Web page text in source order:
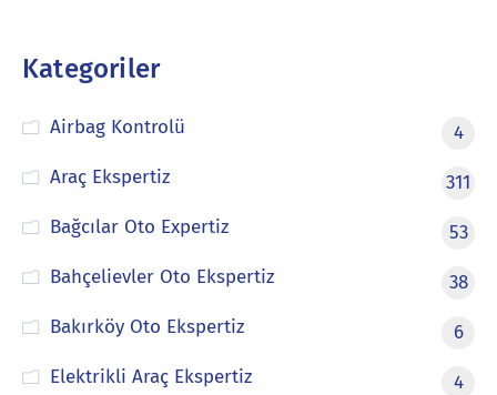
Kategoriler
Airbag Kontrolü
4
Araç Ekspertiz
311
Bağcılar Oto Expertiz
53
Bahçelievler Oto Ekspertiz
38
Bakırköy Oto Ekspertiz
6
Elektrikli Araç Ekspertiz
4